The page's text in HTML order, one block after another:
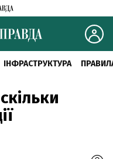
ІНФРАСТРУКТУРА